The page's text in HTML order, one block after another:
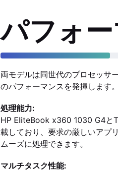
パフォ
両モデルは同世代のプロセッサ
のパフォーマンスを発揮します
処理能力:
HP EliteBook x360 1030 G4と
載しており、要求の厳しいアプ
ムーズに処理できます。
マルチタスク性能: